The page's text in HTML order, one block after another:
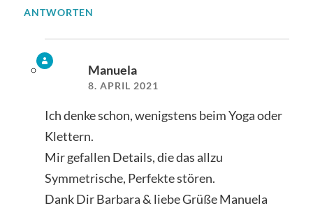
ANTWORTEN
Manuela
8. APRIL 2021
Ich denke schon, wenigstens beim Yoga oder
Klettern.
Mir gefallen Details, die das allzu
Symmetrische, Perfekte stören.
Dank Dir Barbara & liebe Grüße Manuela